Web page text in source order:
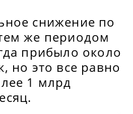
снижение по
же периодом
прибыло около
но это все равно
1 млрд